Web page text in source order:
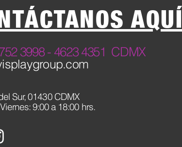
AQUÍ
3998 - 4623 4351 CDMX
Sur,01430 CDMX
9:00 a 18:00 hrs.